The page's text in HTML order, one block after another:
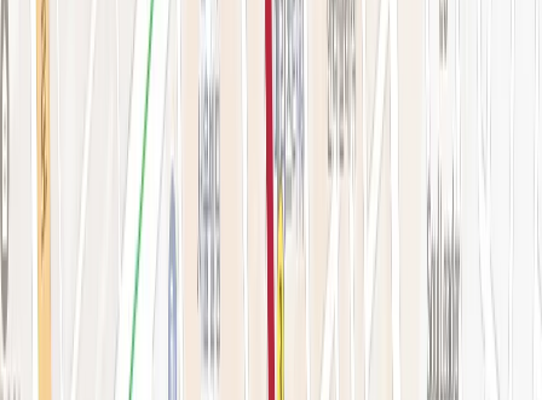
시술 예약하기